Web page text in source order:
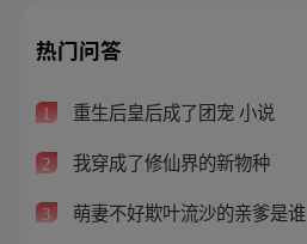
热门问答
1 重生后皇后成了团宠 小说
2 我穿成了修仙界的新物种
3 萌妻不好欺叶流沙的亲爹是谁